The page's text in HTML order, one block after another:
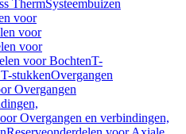
ThermSysteembuizen
voor
voor
voor
voor BochtenT-
stukkenOvergangen
Overgangen
Overgangen en verbindingen,